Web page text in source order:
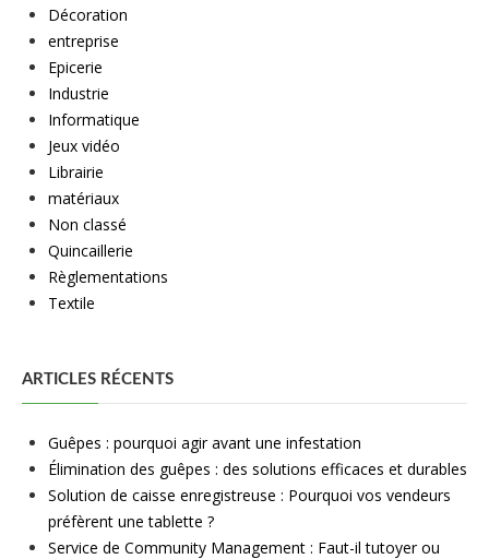
Décoration
entreprise
Epicerie
Industrie
Informatique
Jeux vidéo
Librairie
matériaux
Non classé
Quincaillerie
Règlementations
Textile
ARTICLES RÉCENTS
Guêpes : pourquoi agir avant une infestation
Élimination des guêpes : des solutions efficaces et durables
Solution de caisse enregistreuse : Pourquoi vos vendeurs
préfèrent une tablette ?
Service de Community Management : Faut-il tutoyer ou